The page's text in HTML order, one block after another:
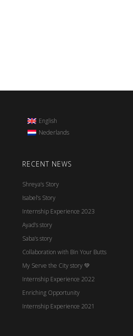
English
Nederlands
RECENT NEWS
Shreya’s Story
Isabel’s Story
Internship Experience 2023
Ayad’s story
Saba’s story
Collaboration with Bin Your Butts
My Serve the City story 💚
Internship Experience 2022
Enriching Opportunity
Internship Experience 2021